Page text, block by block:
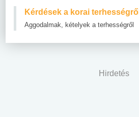
Kérdések a korai terhességről
Aggodalmak, kételyek a terhességről
Hirdetés